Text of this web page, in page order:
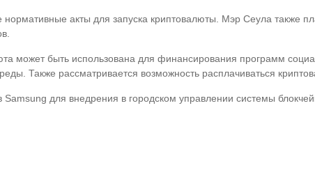
нормативные акты для запуска криптовалюты. Мэр Сеула также
может быть использована для финансирования программ
Также рассматривается возможность расплачиваться
для внедрения в городском управлении системы